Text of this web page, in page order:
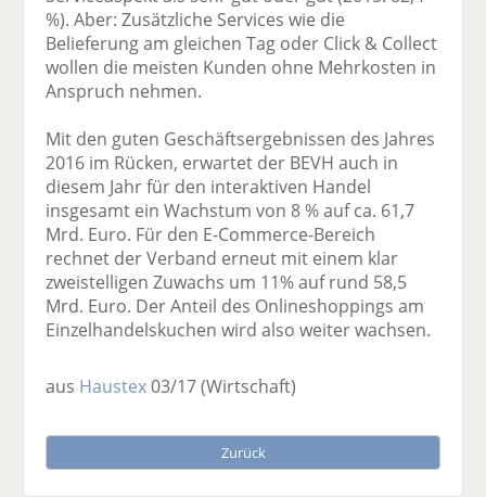
%). Aber: Zusätzliche Services wie die
Belieferung am gleichen Tag oder Click & Collect
wollen die meisten Kunden ohne Mehrkosten in
Anspruch nehmen.
Mit den guten Geschäftsergebnissen des Jahres
2016 im Rücken, erwartet der BEVH auch in
diesem Jahr für den interaktiven Handel
insgesamt ein Wachstum von 8 % auf ca. 61,7
Mrd. Euro. Für den E-Commerce-Bereich
rechnet der Verband erneut mit einem klar
zweistelligen Zuwachs um 11% auf rund 58,5
Mrd. Euro. Der Anteil des Onlineshoppings am
Einzelhandelskuchen wird also weiter wachsen.
aus Haustex03/17(Wirtschaft)
Zurück